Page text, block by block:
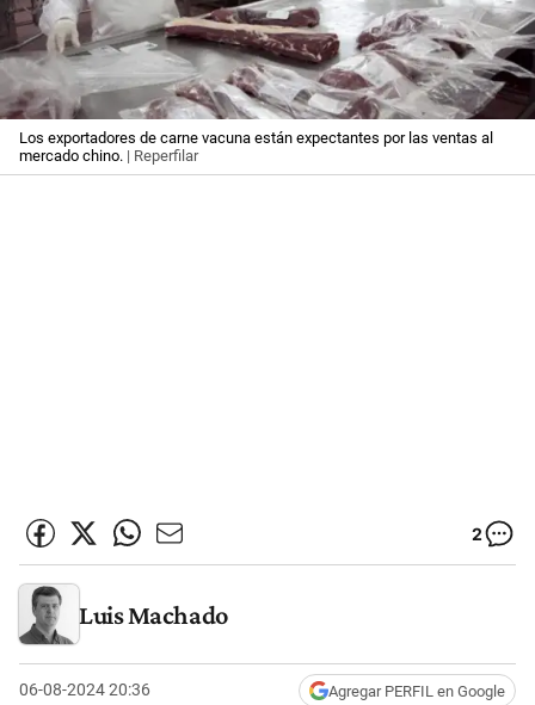
Los exportadores de carne vacuna están expectantes por las ventas al
mercado chino. | Reperfilar
2
Luis Machado
06-08-2024 20:36 Agregar PERFIL en Google